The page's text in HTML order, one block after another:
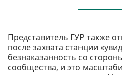
Представитель ГУР также
после захвата станции
безнаказанность со
сообщества, и это